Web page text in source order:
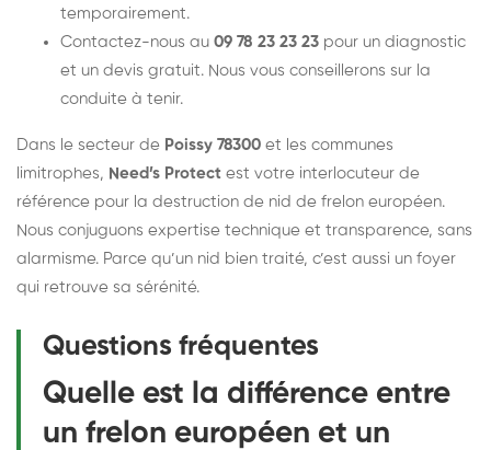
temporairement.
Contactez-nous au 09 78 23 23 23 pour un diagnostic
et un devis gratuit. Nous vous conseillerons sur la
conduite à tenir.
Dans le secteur de Poissy 78300 et les communes
limitrophes, Need’s Protect est votre interlocuteur de
référence pour la destruction de nid de frelon européen.
Nous conjuguons expertise technique et transparence, sans
alarmisme. Parce qu’un nid bien traité, c’est aussi un foyer
qui retrouve sa sérénité.
Questions fréquentes
Quelle est la différence entre
un frelon européen et un